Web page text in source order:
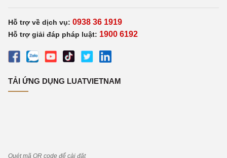
Hỗ trợ về dịch vụ: 0938 36 1919
Hỗ trợ giải đáp pháp luật: 1900 6192
TẢI ỨNG DỤNG LUATVIETNAM
Quét mã QR code để cài đặt